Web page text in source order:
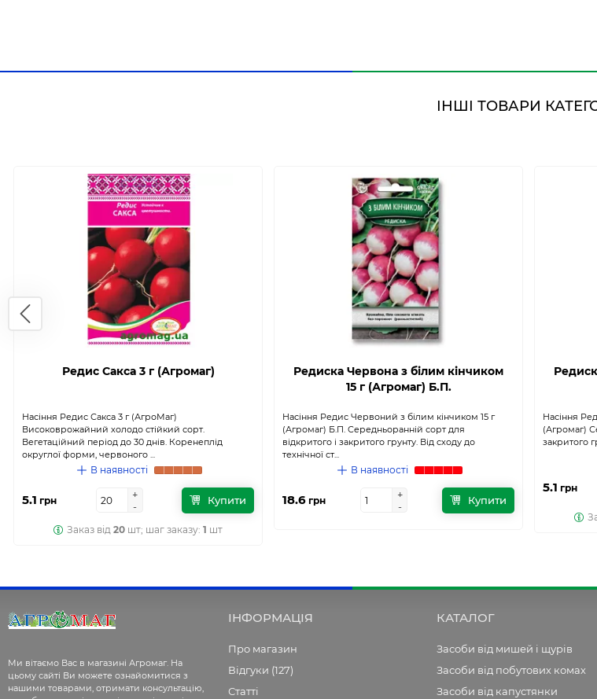
ІНШІ ТОВАРИ
Редис Сакса 3 г (Агромаг)
Насіння Редис Сакса 3 г (АгроМаг)
Високоврожайний холодо стійкий сорт.
Вегетаційний період до 30 днів. Коренеплід
округлої форми, червоного ...
В наявності
5.1 грн
+
-
+
-
Купити
Заказ від 20 шт; шаг заказу: 1 шт
Редиска Червона з білим кінчиком
15 г (Агромаг) Б.П.
Насіння Редис Червоний з білим кінчиком 15 г
(Агромаг) Б.П. Середньоранній сорт для
відкритого і закритого грунту. Від сходу до
технічної ст...
В наявності
18.6 грн
+
-
+
-
Купити
Насіння
(Агромаг)
закритого
5.1 грн
Ми вітаємо Вас в магазині Агромаг. На
цьому сайті Ви можете ознайомитися з
нашими товарами, отримати консультацію,
ІНФОРМАЦІЯ
Про магазин
Відгуки (127)
Статті
КАТАЛОГ
Засоби від мишей і щурів
Засоби від побутових комах
Засоби від капустянки